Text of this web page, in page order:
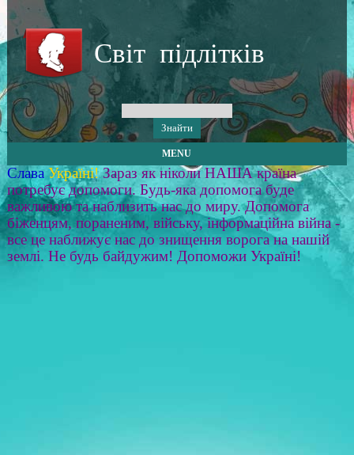
Світ підлітків
MENU
Слава Україні! Зараз як ніколи НАША країна
потребує допомоги. Будь-яка допомога буде
важливою та наблизить нас до миру. Допомога
біженцям, пораненим, війську, інформаційна війна -
все це наближує нас до знищення ворога на нашій
землі. Не будь байдужим! Допоможи Україні!